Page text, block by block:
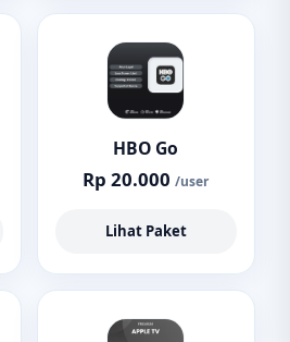
HBO Go
Rp 20.000/user
Lihat Paket